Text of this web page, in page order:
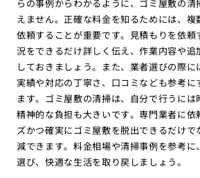
らの事例からわかるように、ゴミ屋敷の
えません。正確な料金を知るためには、複
依頼することが重要です。見積もりを依頼
況をできるだけ詳しく伝え、作業内容や追
しておきましょう。また、業者選びの際に
実績や対応の丁寧さ、口コミなども参考に
ます。ゴミ屋敷の清掃は、自分で行うには
精神的な負担も大きいです。専門業者に依
ズかつ確実にゴミ屋敷を脱出できるだけ
減できます。料金相場や清掃事例を参考に
選び、快適な生活を取り戻しましょう。